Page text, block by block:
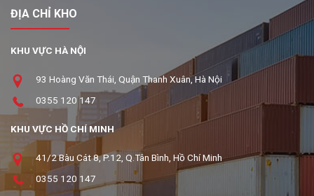
ĐỊA CHỈ KHO
KHU VỰC HÀ NỘI
93 Hoàng Văn Thái, Quận Thanh Xuân, Hà Nội
0355 120 147
KHU VỰC HỒ CHÍ MINH
41/2 Bàu Cát 8, P.12, Q.Tân Bình, Hồ Chí Minh
0355 120 147